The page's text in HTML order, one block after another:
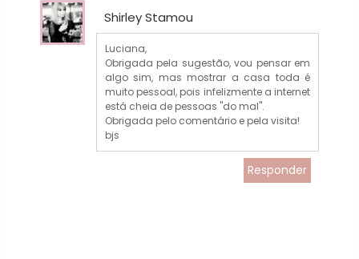
Shirley Stamou
Luciana,
Obrigada pela sugestão, vou pensar em
algo sim, mas mostrar a casa toda é
muito pessoal, pois infelizmente a internet
está cheia de pessoas "do mal".
Obrigada pelo comentário e pela visita!
bjs
Responder